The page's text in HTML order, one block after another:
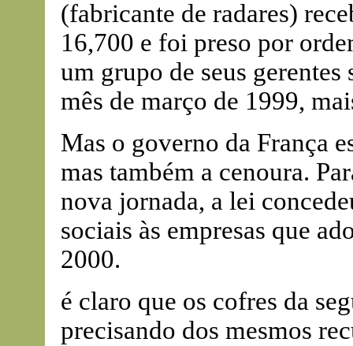
(fabricante de radares)
16,700 e foi preso por
um grupo de seus
mês de março de 1999,
Mas o governo da França
mas também a cenoura.
nova jornada, a lei
sociais às empresas que
2000.
é claro que os cofres da
precisando dos mesmos